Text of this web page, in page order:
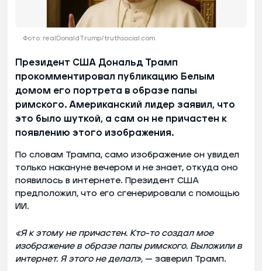
Фото: realDonaldTrump/truthsocial.com
Президент США Дональд Трамп
прокомментировал публикацию Белым
домом его портрета в образе папы
римского. Американский лидер заявил, что
это было шуткой, а сам он не причастен к
появлению этого изображения.
По словам Трампа, само изображение он увидел
только накануне вечером и не знает, откуда оно
появилось в интернете. Президент США
предположил, что его сгенерировали с помощью
ИИ.
«Я к этому не причастен. Кто-то создал мое
изображение в образе папы римского. Выложили в
интернет. Я этого не делал», — заверил Трамп.